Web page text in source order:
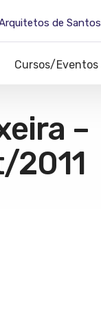
de Santos
Cursos/Eventos
–
2011